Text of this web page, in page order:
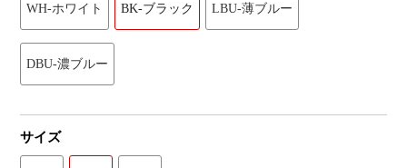
WH-ホワイト BK-ブラック LBU-薄ブルー
DBU-濃ブルー
サイズ